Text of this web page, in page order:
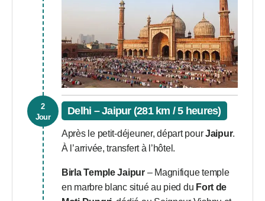
2
Jour
Delhi – Jaipur (281 km / 5 heures)
Après le petit-déjeuner, départ pourJaipur.
À l’arrivée, transfert à l’hôtel.
Birla Temple Jaipur– Magnifique temple
en marbre blanc situé au pied du Fort de